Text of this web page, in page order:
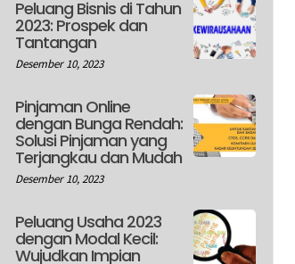
Peluang Bisnis di Tahun
2023: Prospek dan
Tantangan
Desember 10, 2023
Pinjaman Online
dengan Bunga Rendah:
Solusi Pinjaman yang
Terjangkau dan Mudah
Desember 10, 2023
Peluang Usaha 2023
dengan Modal Kecil:
Wujudkan Impian